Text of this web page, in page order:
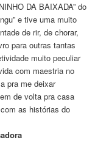
DA BAIXADA” do
e tive uma muito
de rir, de chorar,
para outras tantas
muito peculiar
com maestria no
pra me deixar
de volta pra casa
as histórias do